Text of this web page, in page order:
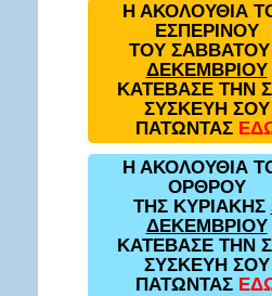
Η ΑΚΟΛΟΥΘΙΑ
ΕΣΠΕΡΙΝΟΥ
ΤΟΥ ΣΑΒΒΑΤΟΥ
ΔΕΚΕΜΒΡΙΟΥ
ΚΑΤΕΒΑΣΕ ΤΗΝ
ΣΥΣΚΕΥΗ ΣΟΥ
ΠΑΤΩΝΤΑΣ
Η ΑΚΟΛΟΥΘΙΑ
ΟΡΘΡΟΥ
ΤΗΣ ΚΥΡΙΑΚΗΣ
ΔΕΚΕΜΒΡΙΟΥ
ΚΑΤΕΒΑΣΕ ΤΗΝ
ΣΥΣΚΕΥΗ ΣΟΥ
ΠΑΤΩΝΤΑΣ